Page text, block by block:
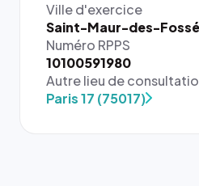
Ville d'exercice
Saint-Maur-des-
Numéro RPPS
10100591980
Autre lieu de
Paris 17 (75017)
{# 40×40
: la taille
rendue par
`.profile-